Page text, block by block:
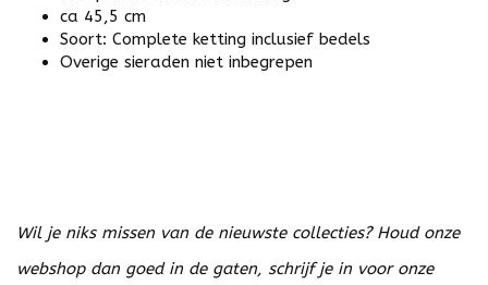
ca 45,5 cm
Soort: Complete ketting inclusief bedels
Overige sieraden niet inbegrepen
Wil je niks missen van de nieuwste collecties? Houd onze
webshop dan goed in de gaten, schrijf je in voor onze